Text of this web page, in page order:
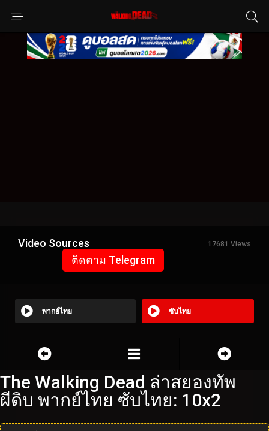
Video Sources 17681 Views
ติดตาม Telegram
พากย์ไทย ซับไทย
The Walking Dead ล่าสยองทัพ
ผีดิบ พากย์ไทย ซับไทย: 10x2